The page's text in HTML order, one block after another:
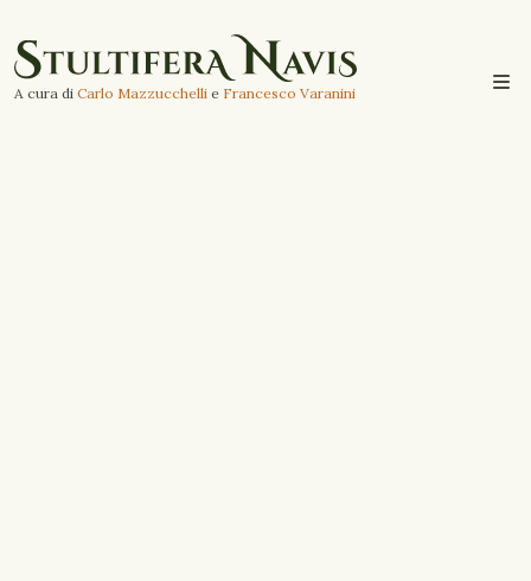
A cura di Carlo Mazzucchelli e Francesco Varanini